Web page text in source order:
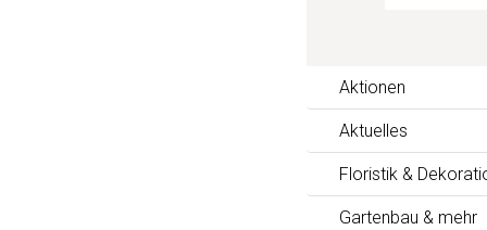
Aktionen
Aktuelles
Floristik &
Gartenbau & mehr